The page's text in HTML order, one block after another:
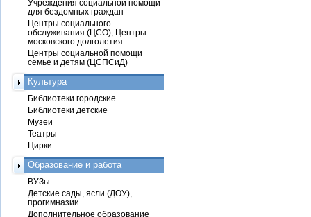
Учреждения социальной помощи
для бездомных граждан
Центры социального
обслуживания (ЦСО), Центры
московского долголетия
Центры социальной помощи
семье и детям (ЦСПСиД)
Культура
Библиотеки городские
Библиотеки детские
Музеи
Театры
Цирки
Образование и работа
ВУЗы
Детские сады, ясли (ДОУ),
прогимназии
Дополнительное образование